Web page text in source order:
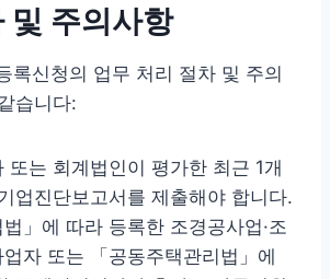
및 주의사항
록신청의 업무 처리 절차 및 주의
습니다:
또는 회계법인이 평가한 최근 1개
업진단보고서를 제출해야 합니다.
법」에 따라 등록한 조경공사업·조
자 또는 「공동주택관리법」에